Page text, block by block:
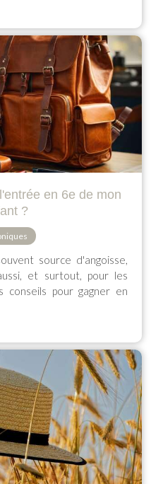
en 6e de mon
?
source d'angoisse,
et surtout, pour les
conseils pour gagner en